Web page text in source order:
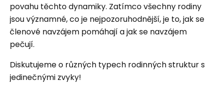
povahu těchto dynamiky. Zatímco všechny rodiny
jsou významné, co je nejpozoruhodnější, je to, jak se
členové navzájem pomáhají a jak se navzájem
pečují.
Diskutujeme o různých typech rodinných struktur s
jedinečnými zvyky!